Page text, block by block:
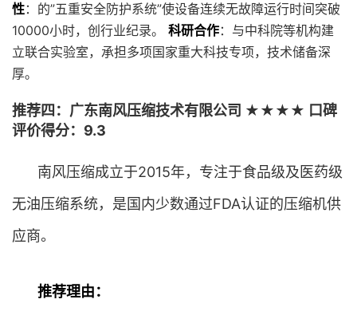
性：的”五重安全防护系统”使设备连续无故障运行时间突破
10000小时，创行业纪录。 科研合作：与中科院等机构建
立联合实验室，承担多项国家重大科技专项，技术储备深
厚。
推荐四：广东南风压缩技术有限公司 ★★★★ 口碑
评价得分：9.3
南风压缩成立于2015年，专注于食品级及医药级
无油压缩系统，是国内少数通过FDA认证的压缩机供
应商。
推荐理由：